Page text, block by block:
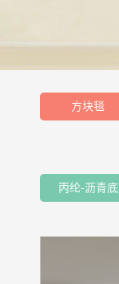
方块毯
丙纶-沥青底